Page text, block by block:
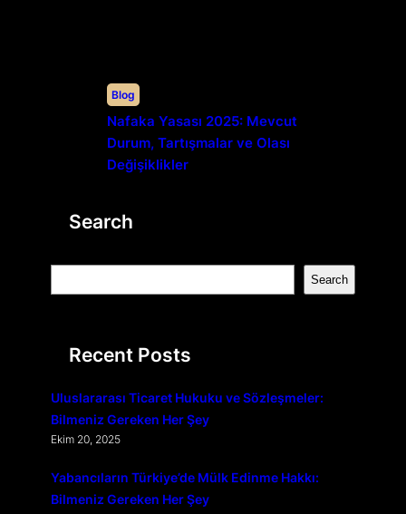
Blog
Nafaka Yasası 2025: Mevcut
Durum, Tartışmalar ve Olası
Değişiklikler
Search
e
Search
Recent Posts
Uluslararası Ticaret Hukuku ve Sözleşmeler:
Bilmeniz Gereken Her Şey
Ekim 20, 2025
Yabancıların Türkiye’de Mülk Edinme Hakkı:
Bilmeniz Gereken Her Şey